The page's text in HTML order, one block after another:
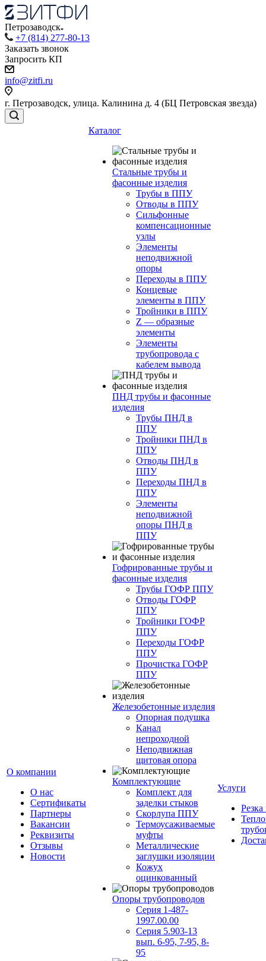
Петрозаводск
+7 (814) 277-80-13
Заказать звонок
Запросить КП
info@zitfi.ru
г. Петрозаводск, улица. Калинина д. 4 (БЦ Петровская звезда)
О компании
О нас
Сертификаты
Партнеры
Вакансии
Реквизиты
Отзывы
Новости
Каталог
Стальные трубы и
фасонные изделия
Трубы в ППУ
Отводы в ППУ
Сильфонные
компенсационные
узлы
Элементы
неподвижной
опоры
Переходы в ППУ
Концевые
элементы в ППУ
Тройники в ППУ
Z — образные
элементы
Элементы
трубопровода с
кабелем вывода
ПНД трубы и фасонные
изделия
Трубы ПНД в
ППУ
Тройники ПНД в
ППУ
Отводы ПНД в
ППУ
Переходы ПНД в
ППУ
Элементы
неподвижной
опоры ПНД в
ППУ
Гофрированные трубы и
фасонные изделия
Трубы ГОФР ППУ
Отводы ГОФР
ППУ
Тройники ГОФР
ППУ
Переходы ГОФР
ППУ
Прочистка ГОФР
ППУ
Железобетонные изделия
Опорная подушка
Канал
непроходной
Неподвижная
щитовая опора
Комплектующие
Комплект для
заделки стыков
Скорлупа ППУ
Термоусаживаемые
муфты
Металлические
заглушки изоляции
Кожух
оцинкованный
Опоры трубопроводов
Серия 1-487-
1997.00.00
Серия 5.903-13
вып. 6-95, 7-95, 8-
95
Услуги
Резка